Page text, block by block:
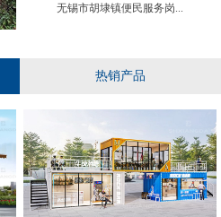
无锡市胡埭镇便民服务岗...
热销产品